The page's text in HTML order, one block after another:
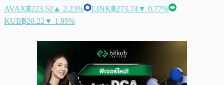
AVAX฿223.52 ▲ 2.23% LINK฿273.74▼ 0.77%
KUB฿20.22 ▼ 1.95%